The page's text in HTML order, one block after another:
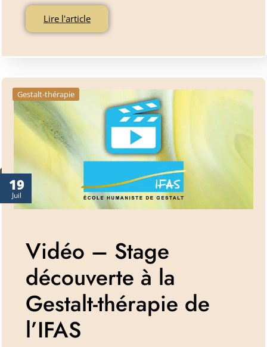
Lire l'article
19
Juil
Gestalt-thérapie
Vidéo – Stage
découverte à la
Gestalt-thérapie de
l’IFAS